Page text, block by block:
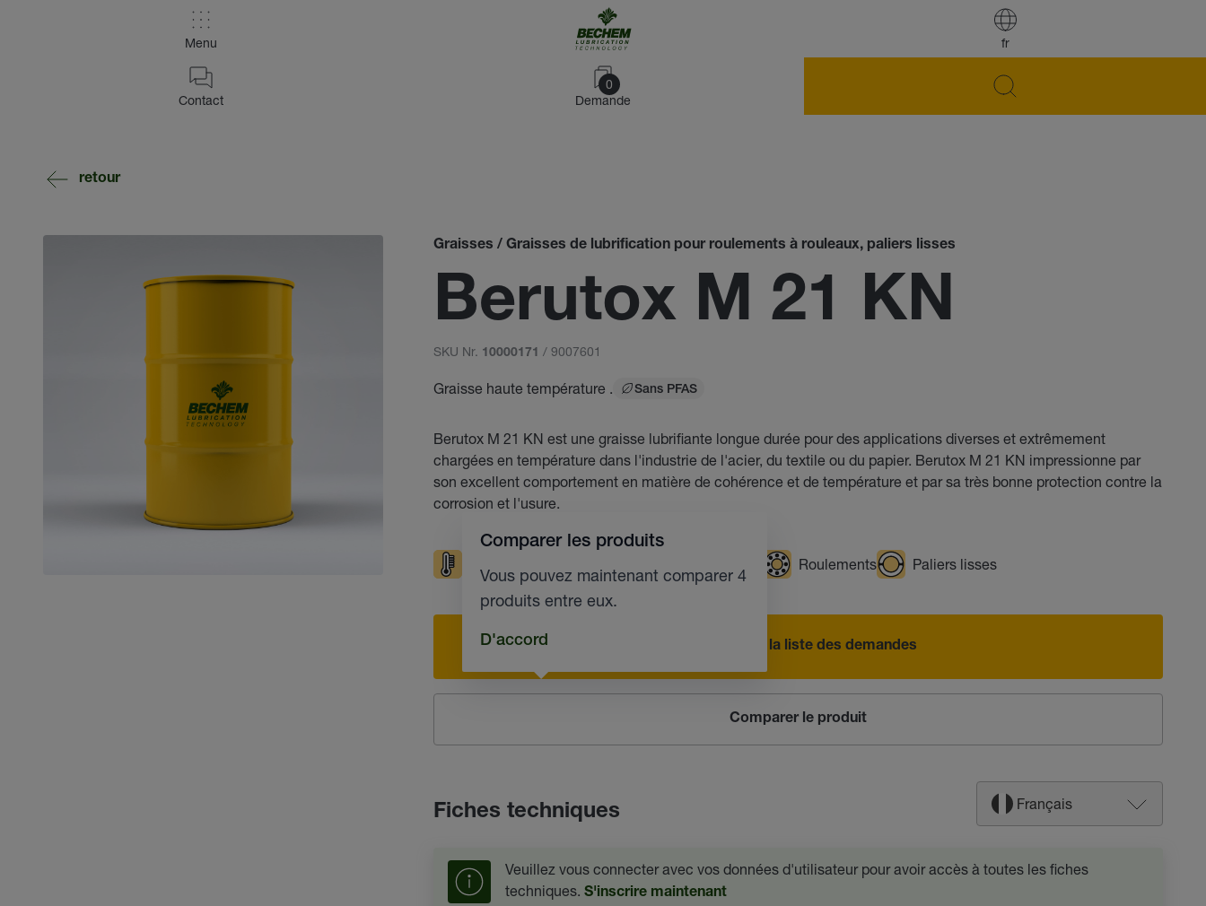
fr
Menu
0
Demande
Contact
retour
Graisses / Graisses de lubrification pour roulements à rouleaux, paliers lisses
Berutox M 21 KN
SKU Nr. 10000171 / 9007601
Graisse haute température . Sans PFAS
Berutox M 21 KN est une graisse lubrifiante longue durée pour des applications diverses et extrêmement
chargées en température dans l'industrie de l'acier, du textile ou du papier. Berutox M 21 KN impressionne par
son excellent comportement en matière de cohérence et de température et par sa très bonne protection contre la
corrosion et l'usure.
Roulements Paliers lisses
Ajouter à la liste des demandes
Comparer le produit
Comparer les produits
Vous pouvez maintenant comparer 4
produits entre eux.
D'accord
Fiches techniques Français
Veuillez vous connecter avec vos données d'utilisateur pour avoir accès à toutes les fiches
techniques. S'inscrire maintenant